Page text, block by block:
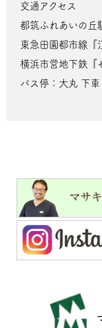
交通アクセス
都筑ふれあいの丘
東急田園都市線『
横浜市営地下鉄『
バス停：大丸 下